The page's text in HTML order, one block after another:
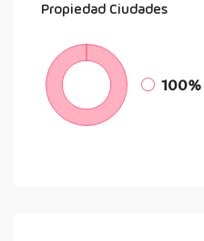
Propiedad Ciudades
100%